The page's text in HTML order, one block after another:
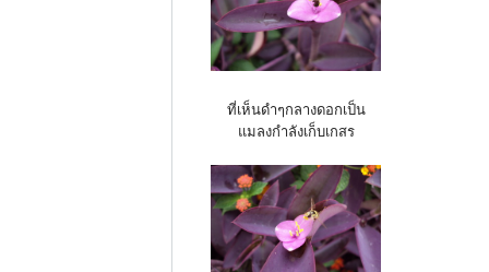
ที่เห็นดำๆกลางดอกเป็น
แมลงกำลังเก็บเกสร